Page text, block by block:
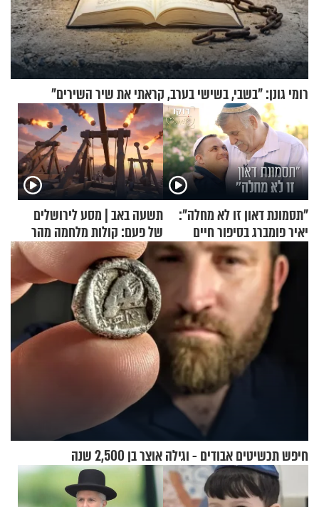
רומי גונן: "בשבי, בשישי בערב, קראתי את שיר השירים"
"תסמונת דאון זו לא מחלה":
יאיר פומברג בסיפור חיים
מעורר השראה
תשעה באב | מסע לירושלים
של פעם: קולות מלחמה מהר
הזיתים
חיפש תכשיטים אבודים - וגילה אוצר בן 2,500 שנה